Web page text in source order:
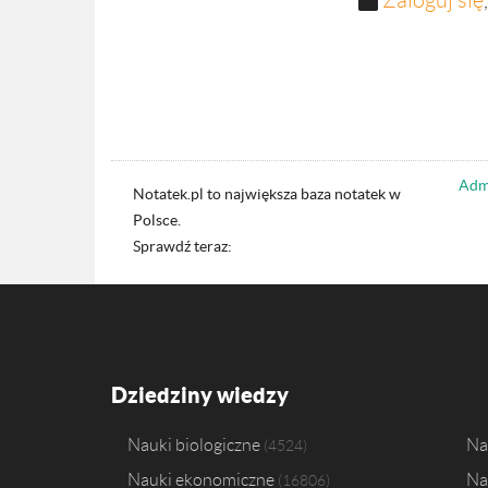
Notatek.pl to największa baza notatek w
Polsce.
Sprawdź teraz:
Dziedziny wiedzy
Nauki biologiczne 4524
Nauki ekonomiczne 16806